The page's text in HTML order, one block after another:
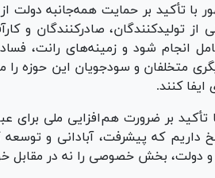
با تأکید بر حمایت همه‌جانبه دولت
از تولیدکنندگان، صادرکنندگان و
انجام شود و زمینه‌های رانت،
متخلفان و سودجویان این حوزه
کنند.
تأکید بر ضرورت هم‌افزایی ملی برای
داریم که پیشرفت، آبادانی و
دولت، بخش خصوصی را نه در مقابل